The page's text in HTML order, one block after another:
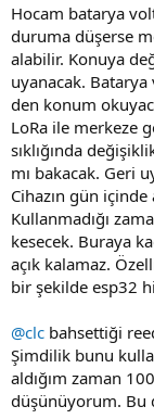
Hocam batarya
duruma düşerse
alabilir. Konuya
uyanacak. Batarya
den konum
LoRa ile merkeze
sıklığında
mı bakacak. Geri
Cihazın gün
Kullanmadığı
kesecek. Buraya
açık kalamaz.
bir şekilde esp32
@clc bahsettiği
Şimdilik bunu
aldığım zaman
düşünüyorum. Bu